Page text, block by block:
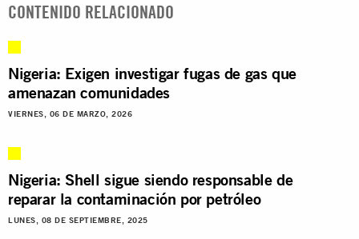
CONTENIDO RELACIONADO
Nigeria: Exigen investigar fugas de gas que
amenazan comunidades
VIERNES, 06 DE MARZO, 2026
Nigeria: Shell sigue siendo responsable de
reparar la contaminación por petróleo
LUNES, 08 DE SEPTIEMBRE, 2025